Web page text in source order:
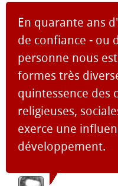
En quarante ans
de confiance - ou
personne nous
formes très
quintessence des
religieuses,
exerce une
développement.